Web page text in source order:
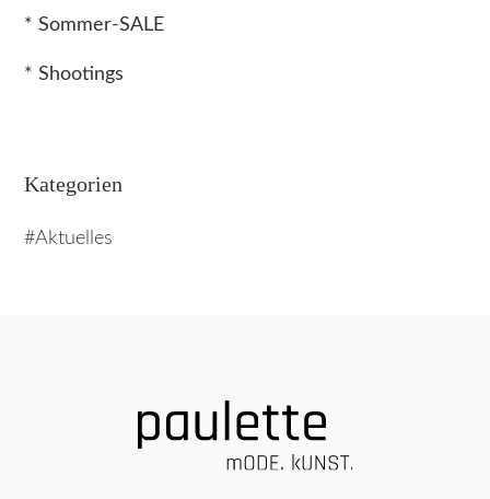
* Sommer-SALE
* Shootings
Kategorien
Aktuelles